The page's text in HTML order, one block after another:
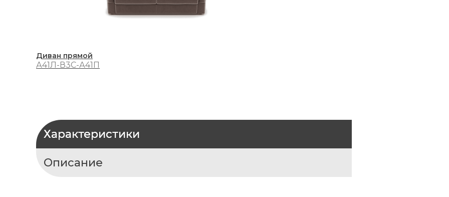
Диван прямой
А41Л-В3С-А41П
Характеристики
Описание